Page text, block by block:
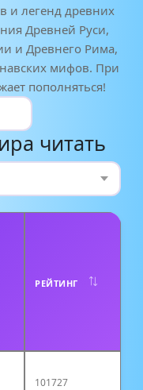
и легенд древних
Древней Руси,
и Древнего Рима,
мифов. При
пополняться!
читать
РЕЙТИНГ
101727